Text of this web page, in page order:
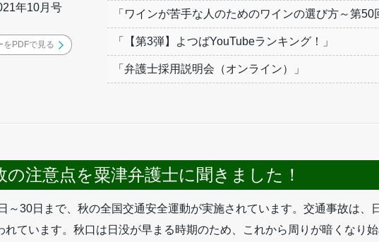
年10月号
をPDFで見る
「ワインが苦手な人のためのワインの選び方～第50
「【第3弾】よつばYouTubeランキング！」
「弁護士採用説明会（オンライン）」
の注意点を粟津弁護士に聞きました！
～30日まで、秋の全国交通安全運動が実施されています。交通事故は、
れています。秋口は日没が早まる時期のため、これから周りが暗くなり